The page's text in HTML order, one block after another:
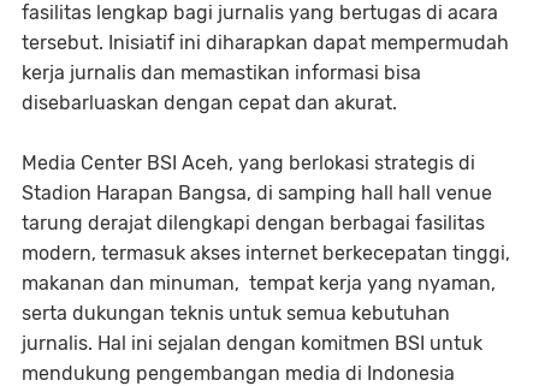
fasilitas lengkap bagi jurnalis yang bertugas di acara
tersebut. Inisiatif ini diharapkan dapat mempermudah
kerja jurnalis dan memastikan informasi bisa
disebarluaskan dengan cepat dan akurat.
Media Center BSI Aceh, yang berlokasi strategis di
Stadion Harapan Bangsa, di samping hall hall venue
tarung derajat dilengkapi dengan berbagai fasilitas
modern, termasuk akses internet berkecepatan tinggi,
makanan dan minuman, tempat kerja yang nyaman,
serta dukungan teknis untuk semua kebutuhan
jurnalis. Hal ini sejalan dengan komitmen BSI untuk
mendukung pengembangan media di Indonesia